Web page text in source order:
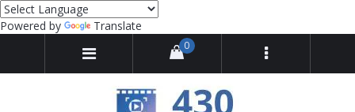
Powered by Translate
0